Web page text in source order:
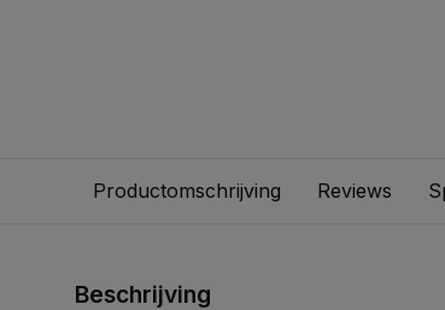
Productomschrijving Reviews
Beschrijving